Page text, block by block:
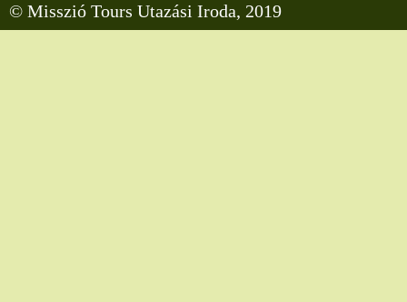
© Misszió Tours Utazási Iroda, 2019